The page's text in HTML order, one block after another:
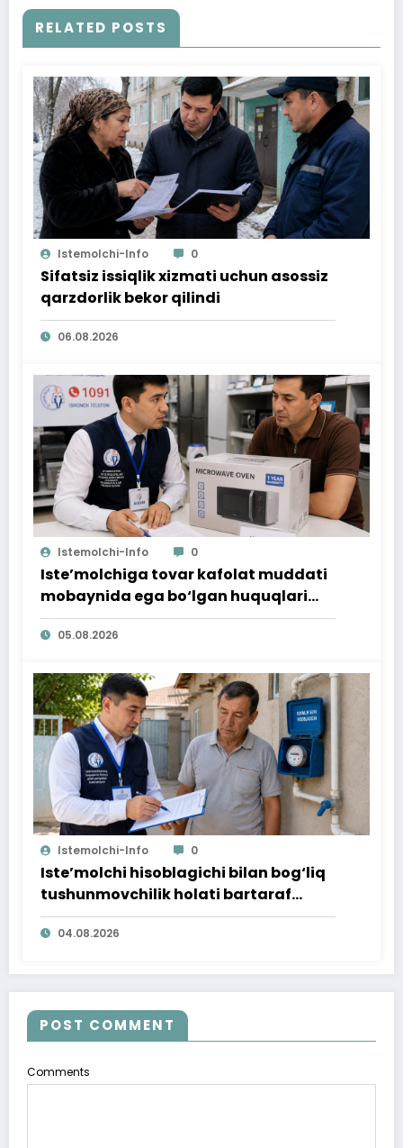
RELATED POSTS
Istemolchi-Info 0
Sifatsiz issiqlik xizmati uchun asossiz
qarzdorlik bekor qilindi
06.08.2026
Istemolchi-Info 0
Iste’molchiga tovar kafolat muddati
mobaynida ega bo‘lgan huquqlari
ta’minlab berildi
05.08.2026
Istemolchi-Info 0
Iste’molchi hisoblagichi bilan bog‘liq
tushunmovchilik holati bartaraf
qilindi
04.08.2026
POST COMMENT
Comments